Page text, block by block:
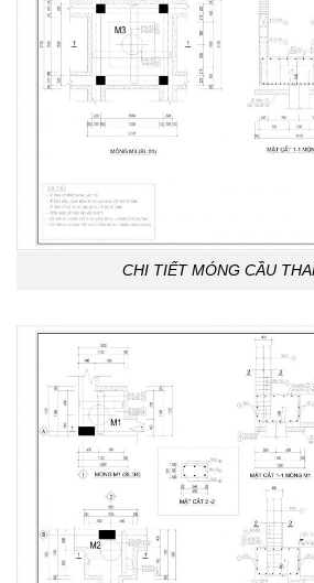
CHI TIẾT MÓNG CẦU